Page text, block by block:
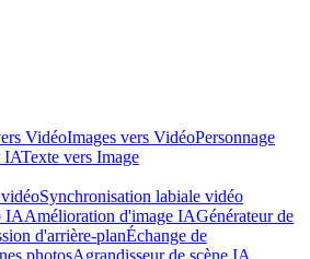
VidéoImages vers VidéoPersonnage
IATexte vers Image
Synchronisation labiale vidéo
IAAmélioration d'image IAGénérateur de
d'arrière-planÉchange de
photosAgrandisseur de scène IA